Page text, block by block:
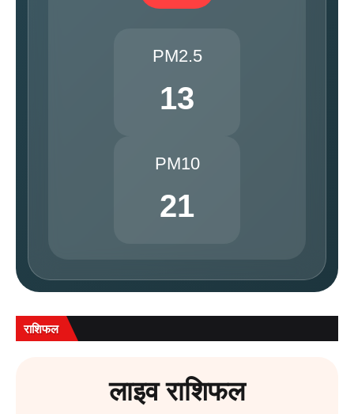
PM2.5
13
PM10
21
राशिफल
लाइव राशिफल